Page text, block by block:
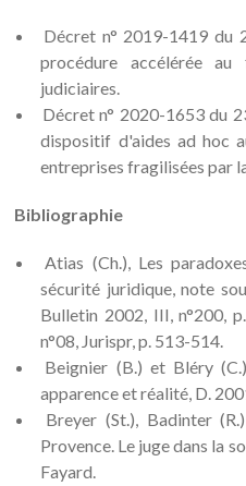
Décret n° 2019-1419 du
procédure accélérée
judiciaires.
Décret n° 2020-1653 du
dispositif d'aides ad hoc
entreprises fragilisées par
Bibliographie
Atias (Ch.), Les
sécurité juridique, note
Bulletin 2002, III, n°200,
n°08, Jurispr, p. 513-514.
Beignier (B.) et Bléry
apparence et réalité, D.
Breyer (St.), Badinter
Provence. Le juge dans la
Fayard.